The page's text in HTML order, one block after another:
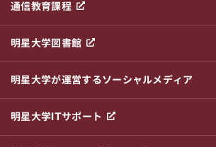
通信教育課程
明星大学図書館
明星大学が運営するソーシャルメディア
明星大学ITサポート